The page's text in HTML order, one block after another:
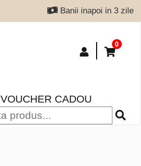
Banii inapoi in 3 zile
0
VOUCHER CADOU